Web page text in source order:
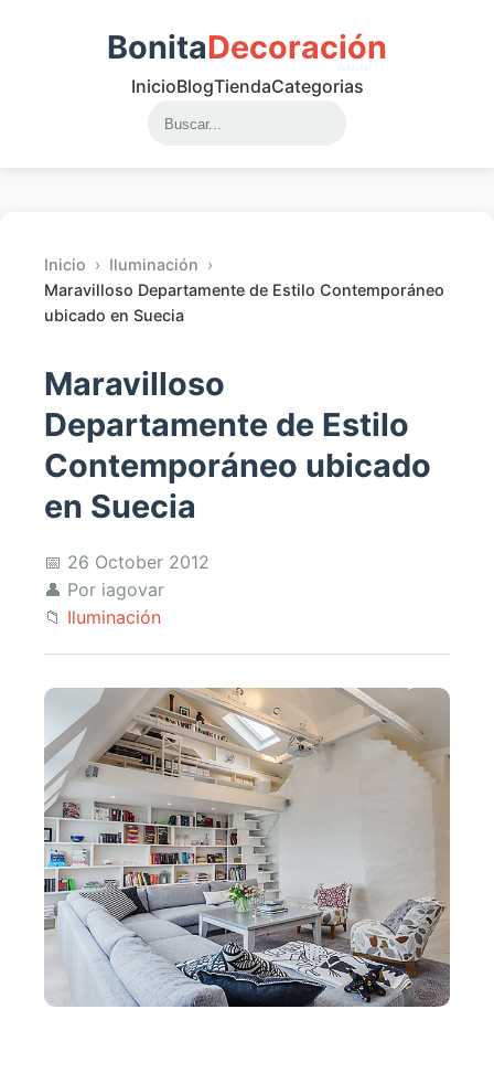
BonitaDecoración
InicioBlogTiendaCategorias
Inicio › Iluminación ›
Maravilloso Departamente de Estilo Contemporáneo
ubicado en Suecia
Maravilloso
Departamente de Estilo
Contemporáneo ubicado
en Suecia
📅 26 October 2012
👤 Por iagovar
📁 Iluminación